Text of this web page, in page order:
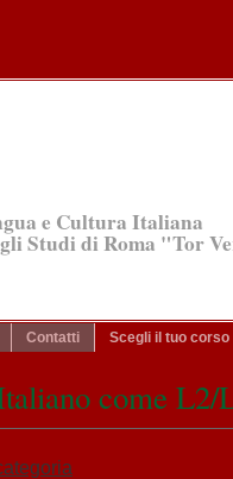
e Cultura Italiana
Studi di Roma "Tor
Contatti Scegli il tuo corso
come L2/